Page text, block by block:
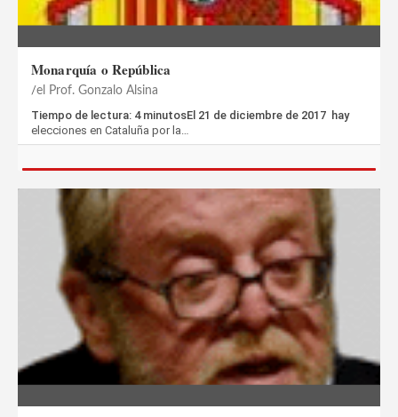
Monarquía o República
el Prof. Gonzalo Alsina
Tiempo de lectura: 4 minutosEl 21 de diciembre de 2017 hay
elecciones en Cataluña por la…